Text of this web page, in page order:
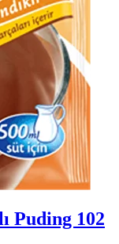
Puding 102